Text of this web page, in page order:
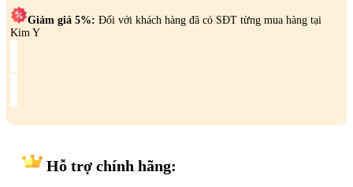
Giảm giá 5%: Đối với khách hàng đã có SĐT từng mua hàng tại
Kim Y
Hỗ trợ chính hãng: